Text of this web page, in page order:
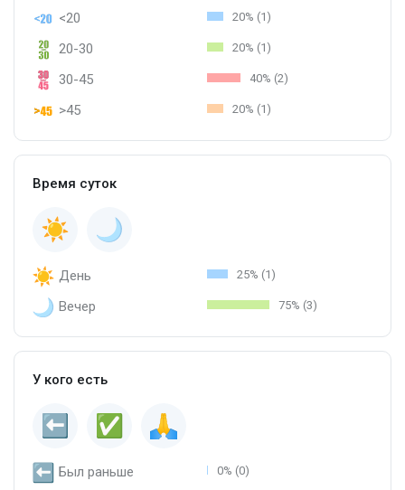
<20 20% (1)
20-30 20% (1)
30-45 40% (2)
>45 20% (1)
Время суток
День 25% (1)
Вечер 75% (3)
У кого есть
Был раньше 0% (0)